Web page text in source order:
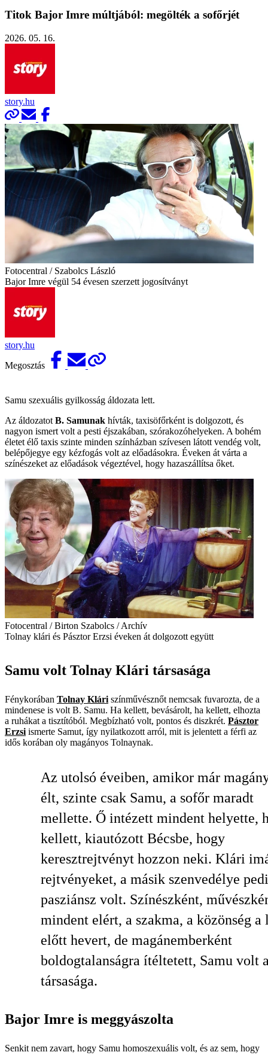
Titok Bajor Imre múltjából: megölték a sofőrjét
2026. 05. 16.
story.hu
Fotocentral / Szabolcs László
Bajor Imre végül 54 évesen szerzett jogosítványt
story.hu
Megosztás
Samu szexuális gyilkosság áldozata lett.
Az áldozatot B. Samunak hívták, taxisöfőrként is dolgozott, és
nagyon ismert volt a pesti éjszakában, szórakozóhelyeken. A bohém
életet élő taxis szinte minden színházban szívesen látott vendég volt,
belépőjegye egy kézfogás volt az előadásokra. Éveken át várta a
színészeket az előadások végeztével, hogy hazaszállítsa őket.
Fotocentral / Birton Szabolcs / Archív
Tolnay klári és Pásztor Erzsi éveken át dolgozott együtt
Samu volt Tolnay Klári társasága
Fénykorában Tolnay Klári színművésznőt nemcsak fuvarozta, de a
mindenese is volt B. Samu. Ha kellett, bevásárolt, ha kellett, elhozta
a ruhákat a tisztítóból. Megbízható volt, pontos és diszkrét. Pásztor
Erzsi ismerte Samut, így nyilatkozott arról, mit is jelentett a férfi az
idős korában oly magányos Tolnaynak.
Az utolsó éveiben, amikor már
élt, szinte csak Samu, a sofőr maradt
mellette. Ő intézett mindent helyette,
kellett, kiautózott Bécsbe, hogy
keresztrejtvényt hozzon neki. Klári
rejtvényeket, a másik szenvedélye
pa­sziánsz volt. Színészként,
mindent elért, a szakma, a közönség a
előtt hevert, de magánemberként
boldogtalanságra ítéltetett, Samu volt
társasága.
Bajor Imre is meggyászolta
Senkit nem zavart, hogy Samu homoszexuális volt, és az sem, hogy